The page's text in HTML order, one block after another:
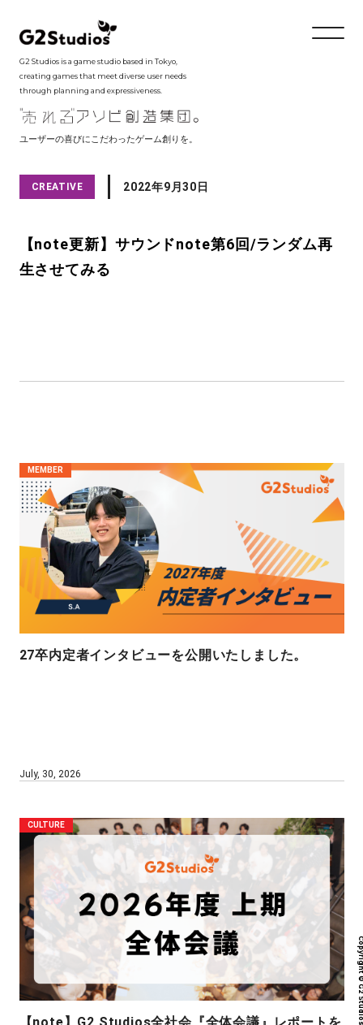
G2 Studios is a game studio based in Tokyo,
creating games that meet diverse user needs
through planning and expressiveness.
ユーザーの喜びにこだわったゲーム創りを。
CREATIVE 2022年9月30日
【note更新】サウンドnote第6回/ランダム再
生させてみる
MEMBER
27卒内定者インタビューを公開いたしました。
July, 30, 2026
CULTURE